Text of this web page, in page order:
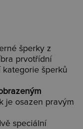
šperky z
prvotřídní
kategorie šperků
je osazen pravým
speciální